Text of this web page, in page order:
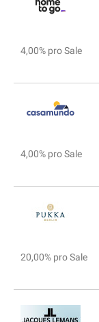
4,00% pro Sale
4,00% pro Sale
20,00% pro Sale